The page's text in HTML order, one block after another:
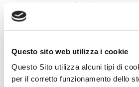
Questo sito web utilizza i cookie
Questo Sito utilizza alcuni tipi di
per il corretto funzionamento dello
La salle de bains est équipée d’un
luminosité, d’une douche indépendante
avec miroir. Chaque détail est conçu pour
disponible, en offrant un environnement